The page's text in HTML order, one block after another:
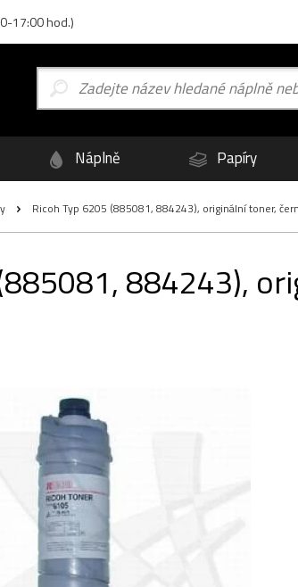
17:00 hod.)
Náplně Papíry
Ricoh Typ 6205 (885081, 884243), originální toner,
884243),